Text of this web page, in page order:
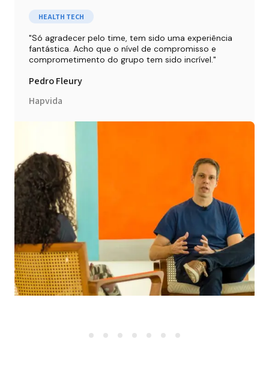
HEALTH TECH
Só agradecer pelo time, tem sido uma experiência
fantástica. Acho que o nível de compromisso e
comprometimento do grupo tem sido incrível.
Pedro Fleury
Hapvida